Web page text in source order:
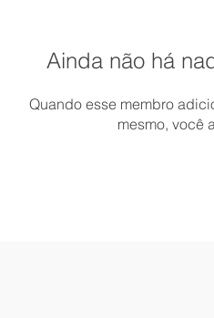
Ainda não há
Quando esse membro
mesmo, você